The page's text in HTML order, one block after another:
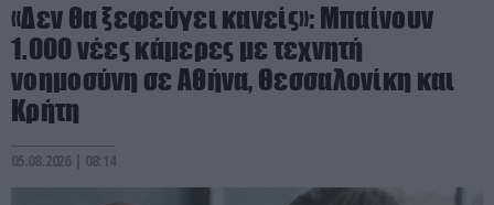
«Δεν θα ξεφεύγει κανείς»: Μπαίνουν
1.000 νέες κάμερες με τεχνητή
νοημοσύνη σε Αθήνα, Θεσσαλονίκη και
Κρήτη
05.08.2026 | 08:14